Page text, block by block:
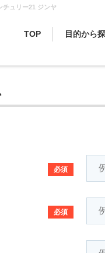
チュリー21 ジンヤ
TOP 目的から
必須
必須